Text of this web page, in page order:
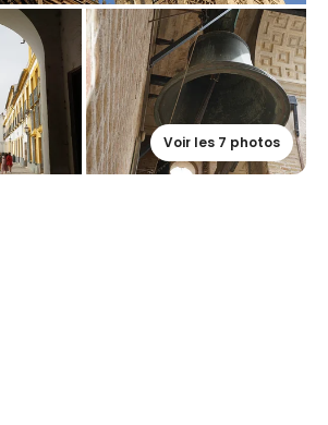
Voir les 7 photos